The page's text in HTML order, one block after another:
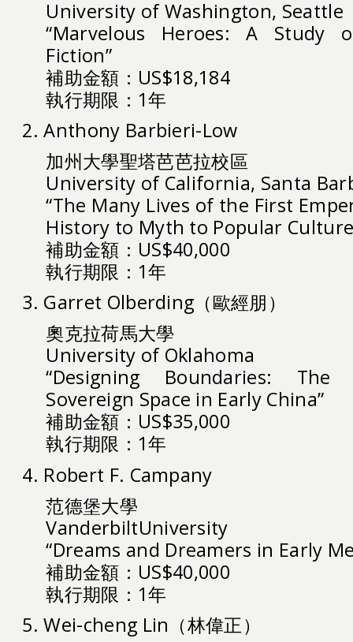
University of Washington, Seattle
“Marvelous Heroes: A Study
Fiction”
補助金額：US$18,184
執行期限：1年
2. Anthony Barbieri-Low
加州大學聖塔芭芭拉校區
University of California, Santa
“The Many Lives of the First
History to Myth to Popular
補助金額：US$40,000
執行期限：1年
3. Garret Olberding（歐經朋）
奧克拉荷馬大學
University of Oklahoma
“Designing Boundaries:
Sovereign Space in Early China”
補助金額：US$35,000
執行期限：1年
4. Robert F. Campany
范德堡大學
VanderbiltUniversity
“Dreams and Dreamers in Early
補助金額：US$40,000
執行期限：1年
5. Wei-cheng Lin（林偉正）